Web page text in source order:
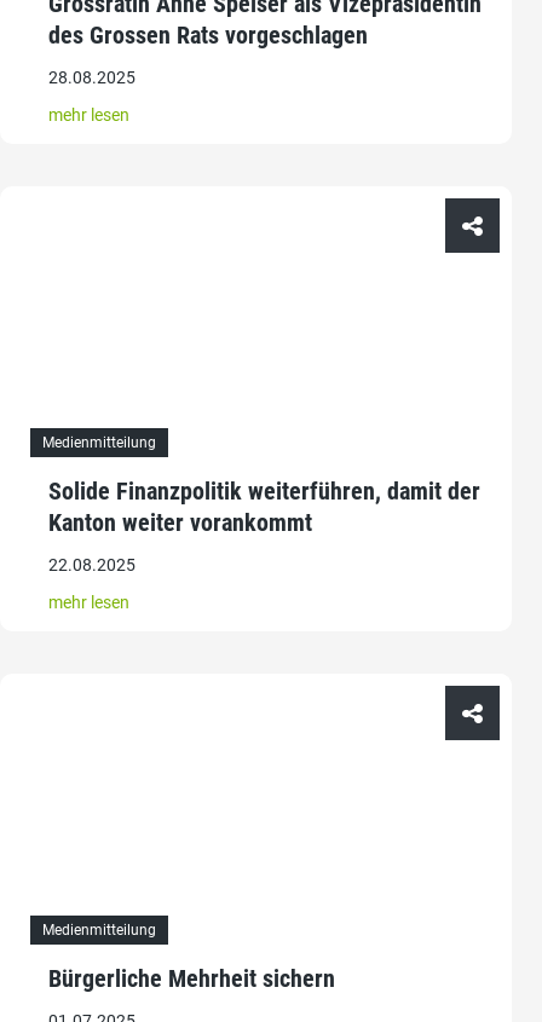
des Grossen Rats vorgeschlagen
28.08.2025
mehr lesen
Medienmitteilung
Solide Finanzpolitik weiterführen, damit der
Kanton weiter vorankommt
22.08.2025
mehr lesen
Medienmitteilung
Bürgerliche Mehrheit sichern